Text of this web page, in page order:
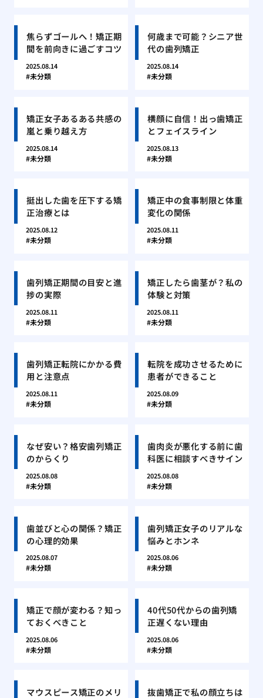
焦らずゴールへ！矯正期
間を前向きに過ごすコツ
2025.08.14
未分類
何歳まで可能？シニア世
代の歯列矯正
2025.08.14
未分類
矯正女子あるある共感の
嵐と乗り越え方
2025.08.14
未分類
横顔に自信！出っ歯矯正
とフェイスライン
2025.08.13
未分類
挺出した歯を圧下する矯
正治療とは
2025.08.12
未分類
矯正中の食事制限と体重
変化の関係
2025.08.11
未分類
歯列矯正期間の目安と進
捗の実際
2025.08.11
未分類
矯正したら歯茎が？私の
体験と対策
2025.08.11
未分類
歯列矯正転院にかかる費
用と注意点
2025.08.11
未分類
転院を成功させるために
患者ができること
2025.08.09
未分類
なぜ安い？格安歯列矯正
のからくり
2025.08.08
未分類
歯肉炎が悪化する前に歯
科医に相談すべきサイン
2025.08.08
未分類
歯並びと心の関係？矯正
の心理的効果
2025.08.07
未分類
歯列矯正女子のリアルな
悩みとホンネ
2025.08.06
未分類
矯正で顔が変わる？知っ
ておくべきこと
2025.08.06
未分類
40代50代からの歯列矯
正遅くない理由
2025.08.06
未分類
マウスピース矯正のメリ
抜歯矯正で私の顔立ちは